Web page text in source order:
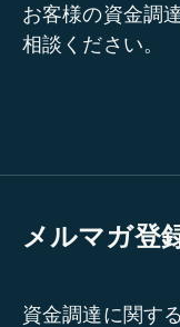
お客様の資金調
相談ください。
メルマガ登
資金調達に関す